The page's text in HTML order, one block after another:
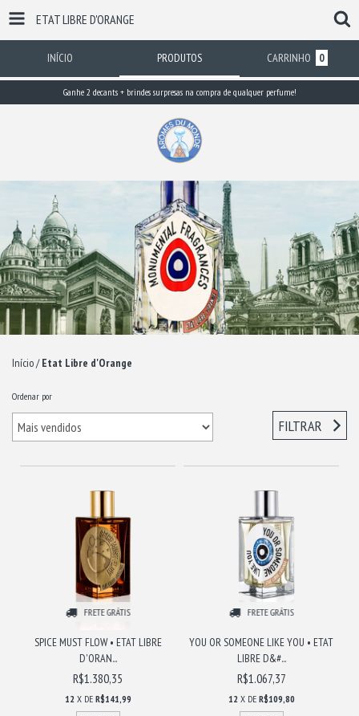
ETAT LIBRE D'ORANGE
INÍCIO PRODUTOS CARRINHO 0
Ganhe 2 decants + brindes surpresas na compra de qualquer perfume!
Início/ Etat Libre d'Orange
Ordenar por
FILTRAR
FRETE GRÁTIS
SPICE MUST FLOW • ETAT LIBRE
D'ORAN...
R$1.380,35
12 X DE R$141,99
FRETE GRÁTIS
YOU OR SOMEONE LIKE YOU • ETAT
LIBRE D&#...
R$1.067,37
12 X DE R$109,80